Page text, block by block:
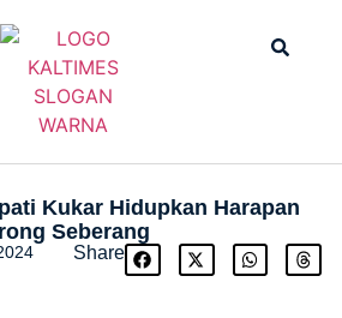
Kukar Hidupkan Harapan
Seberang
Share